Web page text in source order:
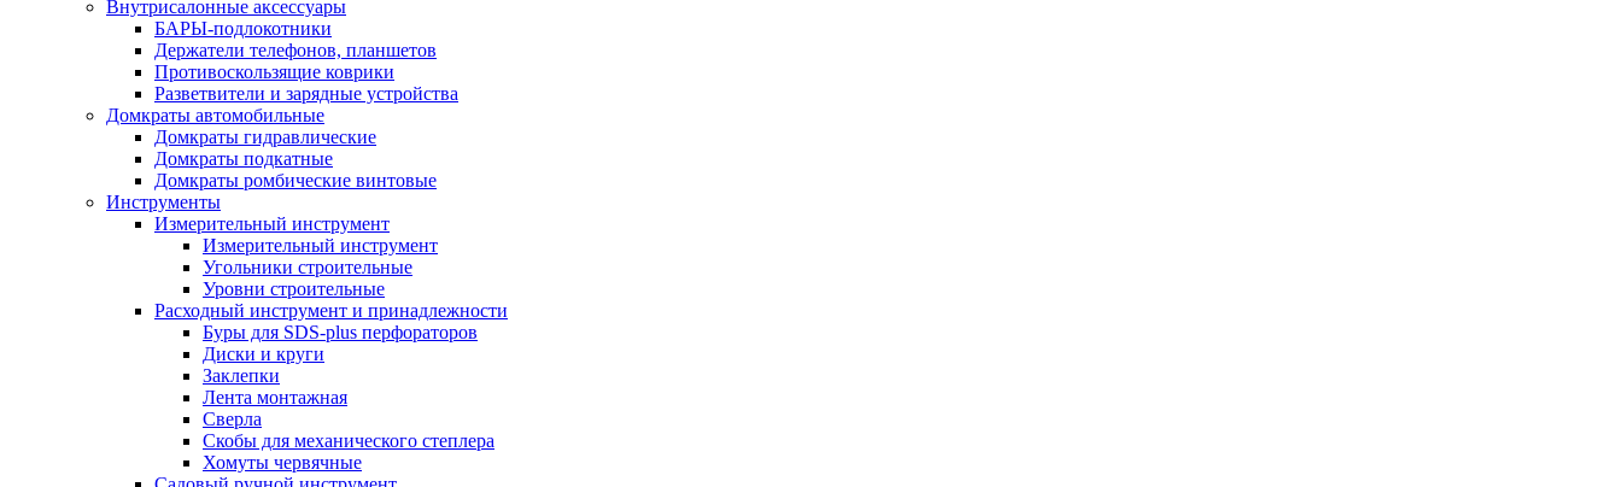
Внутрисалонные аксессуары
БАРЫ-подлокотники
Держатели телефонов, планшетов
Противоскользящие коврики
Разветвители и зарядные устройства
Домкраты автомобильные
Домкраты гидравлические
Домкраты подкатные
Домкраты ромбические винтовые
Инструменты
Измерительный инструмент
Измерительный инструмент
Угольники строительные
Уровни строительные
Расходный инструмент и принадлежности
Буры для SDS-plus перфораторов
Диски и круги
Заклепки
Лента монтажная
Сверла
Скобы для механического степлера
Хомуты червячные